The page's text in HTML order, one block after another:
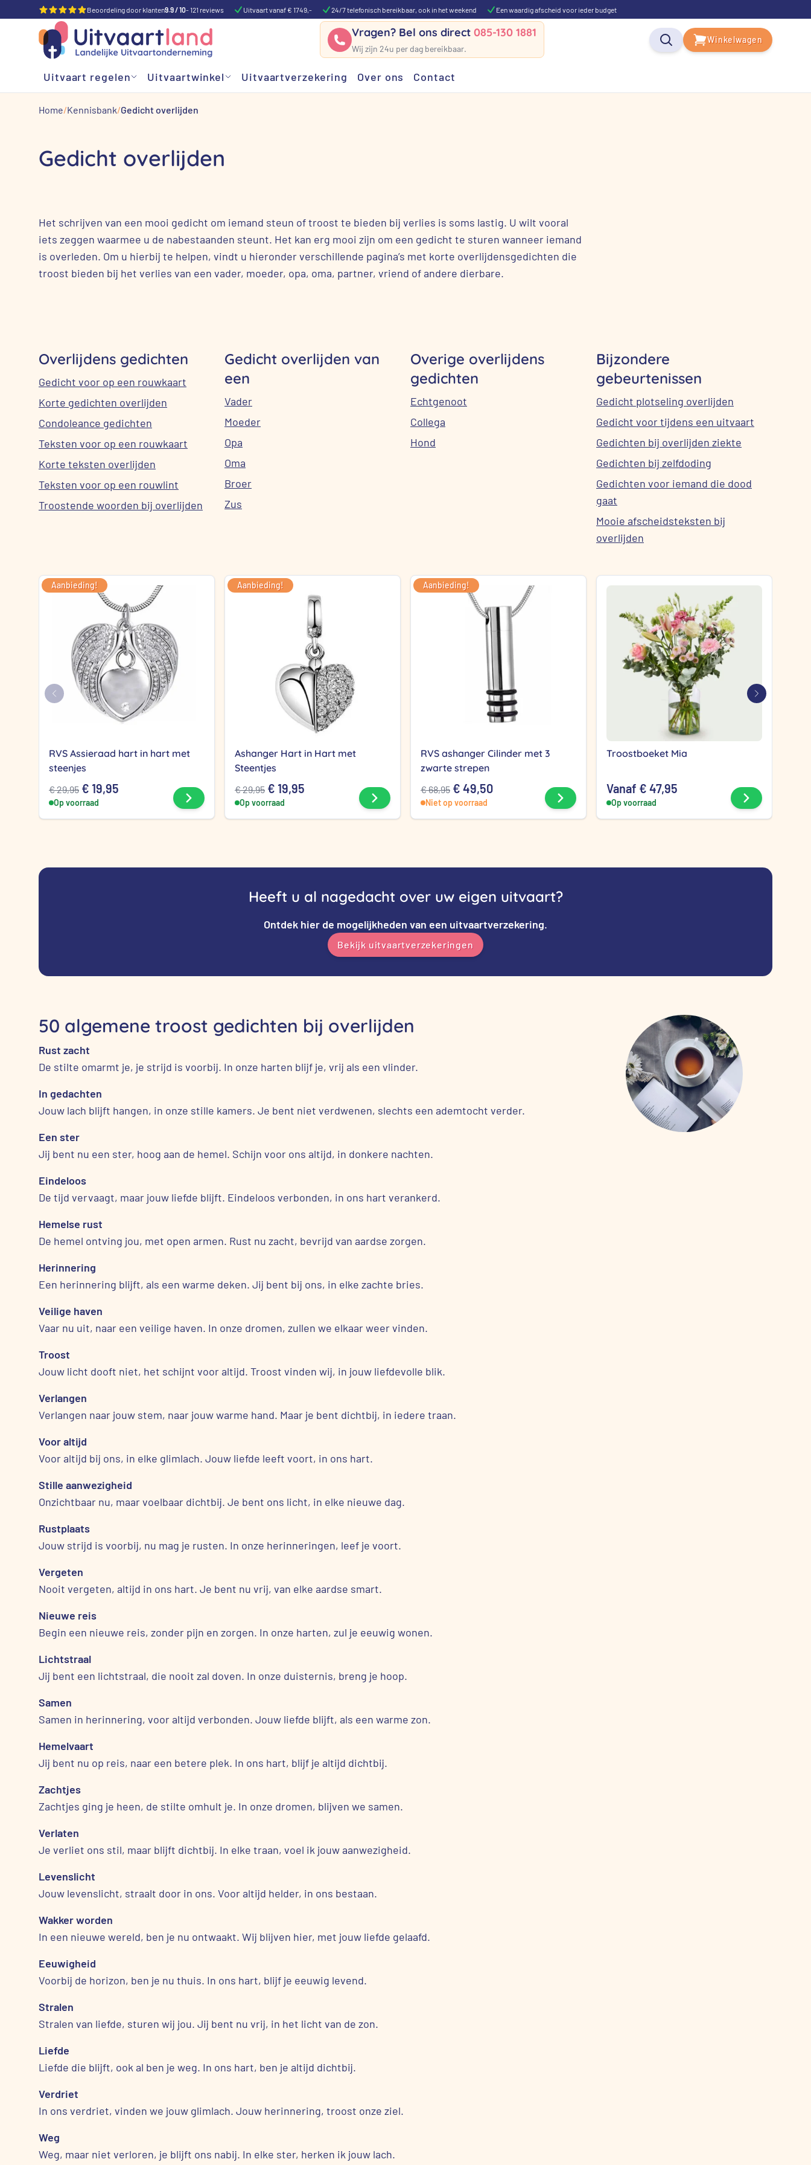
Beoordeling door klanten9.9 / 10- 121 reviews Uitvaart vanaf € 1749,- 24/7 telefonisch bereikbaar, ook in het weekend Een waardig afscheid voor ieder budget
Vragen? Bel ons direct085-130 1881
Wij zijn 24u per dag bereikbaar.
Winkelwagen
Uitvaart regelen Uitvaartwinkel Uitvaartverzekering Over ons Contact
Home Kennisbank Gedicht overlijden
Gedicht overlijden
Het schrijven van een mooi gedicht om iemand steun of troost te bieden bij verlies is soms lastig. U wilt vooral
iets zeggen waarmee u de nabestaanden steunt. Het kan erg mooi zijn om een gedicht te sturen wanneer iemand
is overleden. Om u hierbij te helpen, vindt u hieronder verschillende pagina’s met korte overlijdensgedichten die
troost bieden bij het verlies van een vader, moeder, opa, oma, partner, vriend of andere dierbare.
Overlijdens gedichten
Gedicht voor op een rouwkaart
Korte gedichten overlijden
Condoleance gedichten
Teksten voor op een rouwkaart
Korte teksten overlijden
Teksten voor op een rouwlint
Troostende woorden bij overlijden
Gedicht overlijden van
een
Vader
Moeder
Opa
Oma
Broer
Zus
Overige overlijdens
gedichten
Echtgenoot
Collega
Hond
Bijzondere
gebeurtenissen
Gedicht plotseling overlijden
Gedicht voor tijdens een uitvaart
Gedichten bij overlijden ziekte
Gedichten bij zelfdoding
Gedichten voor iemand die dood
gaat
Mooie afscheidsteksten bij
overlijden
Aanbieding!
RVS Assieraad hart in hart met
steenjes
€29,95 Oorspronkelijke
prijs
was:
€ 19,95
is:
Op voorraad Bekijk product
Aanbieding!
Ashanger Hart in Hart met
Steentjes
€29,95 Oorspronkelijke
prijs
was:
€ 19,95
is:
Op voorraad Bekijk product
Aanbieding!
RVS ashanger Cilinder met 3
zwarte strepen
€68,95 Oorspronkelijke
prijs
was:
€ 49,50Huidige
is:
Niet op voorraad Bekijk product
Troostboeket Mia
Vanaf € 47,95
Op voorraad Bekijk
Heeft u al nagedacht over uw eigen uitvaart?
Ontdek hier de mogelijkheden van een uitvaartverzekering.
Bekijk uitvaartverzekeringen
50 algemene troost gedichten bij overlijden
Rust zacht
De stilte omarmt je, je strijd is voorbij. In onze harten blijf je, vrij als een vlinder.
In gedachten
Jouw lach blijft hangen, in onze stille kamers. Je bent niet verdwenen, slechts een ademtocht verder.
Een ster
Jij bent nu een ster, hoog aan de hemel. Schijn voor ons altijd, in donkere nachten.
Eindeloos
De tijd vervaagt, maar jouw liefde blijft. Eindeloos verbonden, in ons hart verankerd.
Hemelse rust
De hemel ontving jou, met open armen. Rust nu zacht, bevrijd van aardse zorgen.
Herinnering
Een herinnering blijft, als een warme deken. Jij bent bij ons, in elke zachte bries.
Veilige haven
Vaar nu uit, naar een veilige haven. In onze dromen, zullen we elkaar weer vinden.
Troost
Jouw licht dooft niet, het schijnt voor altijd. Troost vinden wij, in jouw liefdevolle blik.
Verlangen
Verlangen naar jouw stem, naar jouw warme hand. Maar je bent dichtbij, in iedere traan.
Voor altijd
Voor altijd bij ons, in elke glimlach. Jouw liefde leeft voort, in ons hart.
Stille aanwezigheid
Onzichtbaar nu, maar voelbaar dichtbij. Je bent ons licht, in elke nieuwe dag.
Rustplaats
Jouw strijd is voorbij, nu mag je rusten. In onze herinneringen, leef je voort.
Vergeten
Nooit vergeten, altijd in ons hart. Je bent nu vrij, van elke aardse smart.
Nieuwe reis
Begin een nieuwe reis, zonder pijn en zorgen. In onze harten, zul je eeuwig wonen.
Lichtstraal
Jij bent een lichtstraal, die nooit zal doven. In onze duisternis, breng je hoop.
Samen
Samen in herinnering, voor altijd verbonden. Jouw liefde blijft, als een warme zon.
Hemelvaart
Jij bent nu op reis, naar een betere plek. In ons hart, blijf je altijd dichtbij.
Zachtjes
Zachtjes ging je heen, de stilte omhult je. In onze dromen, blijven we samen.
Verlaten
Je verliet ons stil, maar blijft dichtbij. In elke traan, voel ik jouw aanwezigheid.
Levenslicht
Jouw levenslicht, straalt door in ons. Voor altijd helder, in ons bestaan.
Wakker worden
In een nieuwe wereld, ben je nu ontwaakt. Wij blijven hier, met jouw liefde gelaafd.
Eeuwigheid
Voorbij de horizon, ben je nu thuis. In ons hart, blijf je eeuwig levend.
Stralen
Stralen van liefde, sturen wij jou. Jij bent nu vrij, in het licht van de zon.
Liefde
Liefde die blijft, ook al ben je weg. In ons hart, ben je altijd dichtbij.
Verdriet
In ons verdriet, vinden we jouw glimlach. Jouw herinnering, troost onze ziel.
Weg
Weg, maar niet verloren, je blijft ons nabij. In elke ster, herken ik jouw lach.